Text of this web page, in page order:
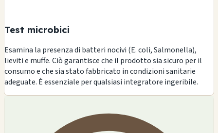
Test microbici
Esamina la presenza di batteri nocivi (E. coli, Salmonella),
lieviti e muffe. Ciò garantisce che il prodotto sia sicuro per il
consumo e che sia stato fabbricato in condizioni sanitarie
adeguate. È essenziale per qualsiasi integratore ingeribile.